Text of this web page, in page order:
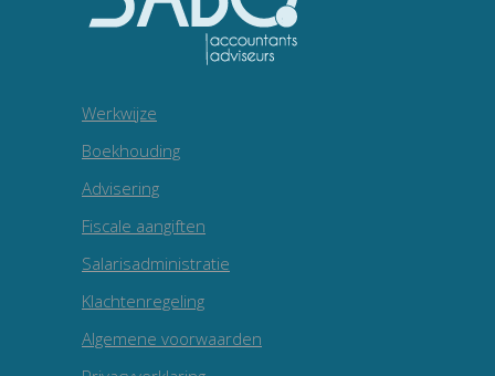
Werkwijze
Boekhouding
Advisering
Fiscale aangiften
Salarisadministratie
Klachtenregeling
Algemene voorwaarden